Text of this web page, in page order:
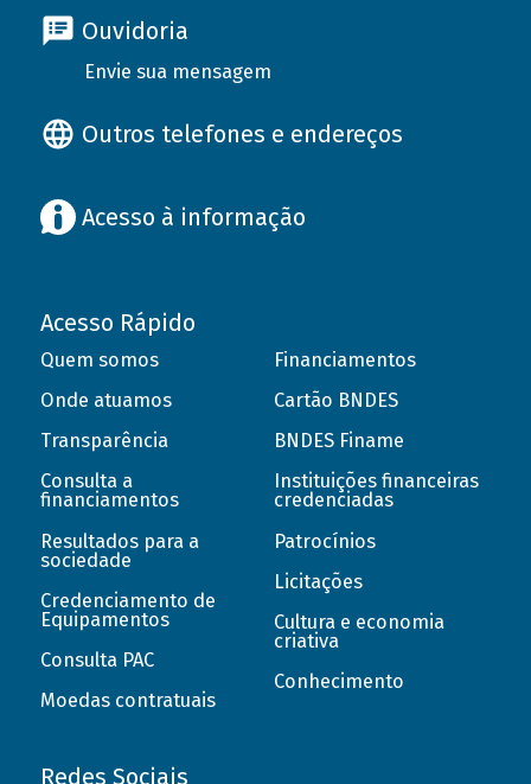
Ouvidoria
Envie sua mensagem
Outros telefones e endereços
Acesso à informação
Acesso Rápido
Quem somos
Onde atuamos
Transparência
Consulta a
financiamentos
Resultados para a
sociedade
Credenciamento de
Equipamentos
Consulta PAC
Moedas contratuais
Financiamentos
Cartão BNDES
BNDES Finame
Instituições financeiras
credenciadas
Patrocínios
Licitações
Cultura e economia
criativa
Conhecimento
Redes Sociais